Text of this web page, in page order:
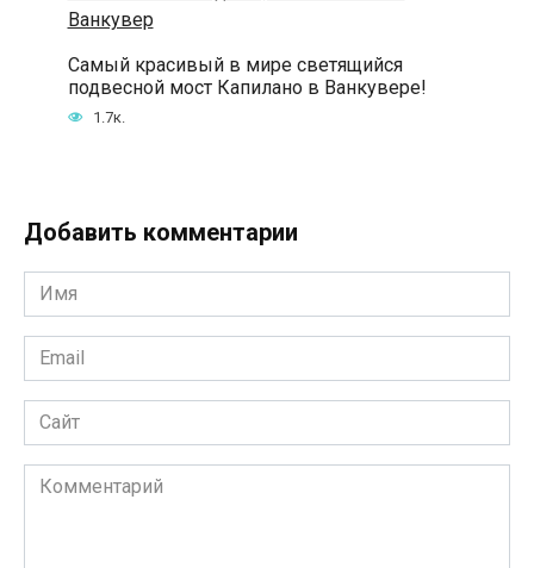
Самый красивый в мире светящийся
подвесной мост Капилано в Ванкувере!
1.7к.
Добавить комментарии
Имя
*
Email
*
Сайт
Комментарий